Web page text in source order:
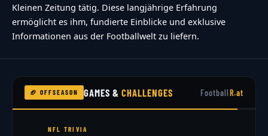
Kleinen Zeitung tätig. Diese langjährige Erfahrung
ermöglicht es ihm, fundierte Einblicke und exklusive
Informationen aus der Footballwelt zu liefern.
🏈 OFFSEASON GAMES &CHALLENGES FootballR.at
NFL DRAFT 2026